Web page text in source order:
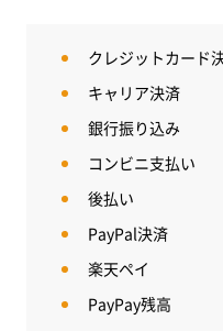
クレジットカード
キャリア決済
銀行振り込み
コンビニ支払い
後払い
PayPal決済
楽天ペイ
PayPay残高